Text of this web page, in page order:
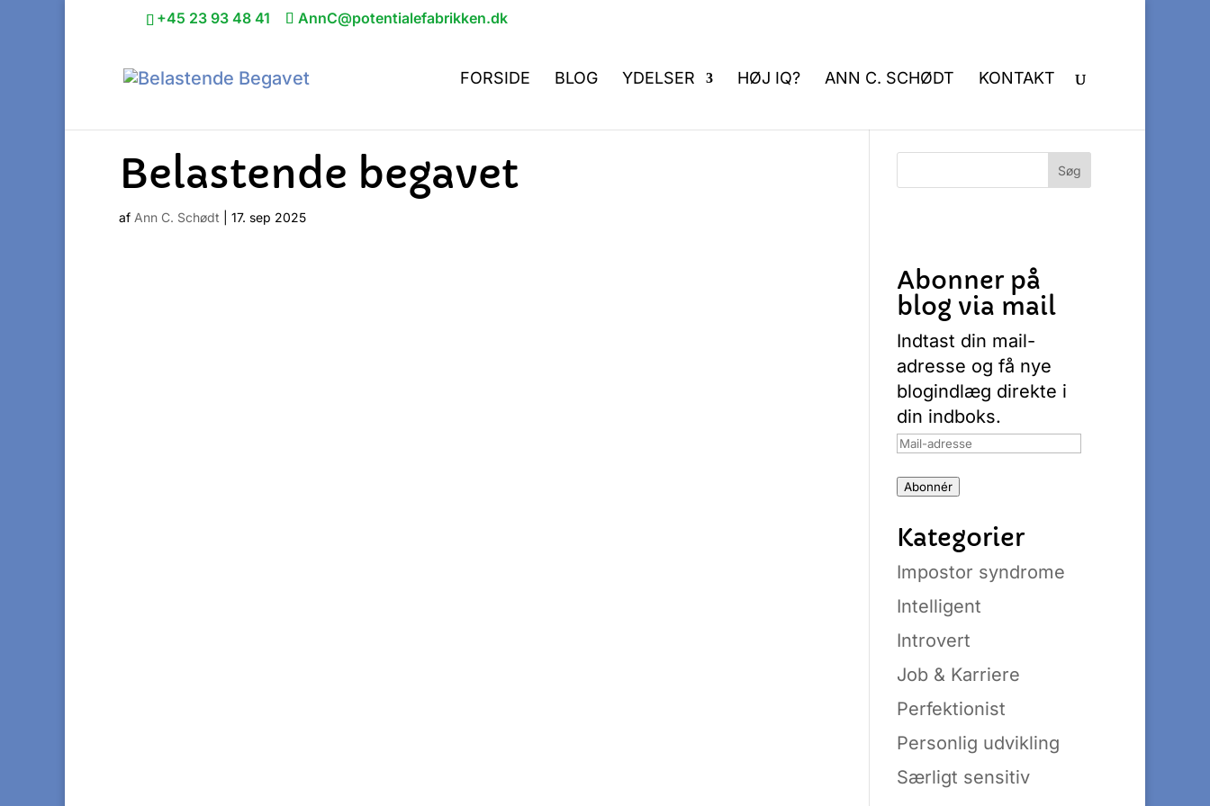
+45 23 93 48 41 AnnC@potentialefabrikken.dk
FORSIDE BLOG YDELSER HØJ IQ? ANN C. SCHØDT KONTAKT
Belastende begavet
af Ann C. Schødt 17. sep 2025
Abonner på
blog via mail
Indtast din mail-
adresse og få nye
blogindlæg direkte i
din indboks.
Mail-
Abonnér
Kategorier
Impostor syndrome
Intelligent
Introvert
Job & Karriere
Perfektionist
Personlig udvikling
Særligt sensitiv